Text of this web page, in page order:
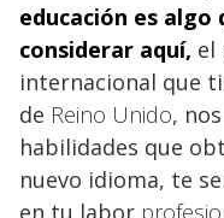
educación es algo
considerar aquí, el
internacional que
de Reino Unido,
habilidades que
nuevo idioma, te
en tu labor